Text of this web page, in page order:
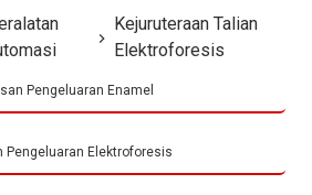
Kejuruteraan Talian
Elektroforesis
Pengeluaran Enamel
Pengeluaran Elektroforesis